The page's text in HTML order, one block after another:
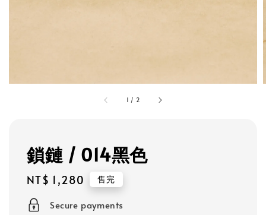
1 / 2
鎖鏈 / 014黑色
Regular
price
NT$ 1,280 售完
Secure payments